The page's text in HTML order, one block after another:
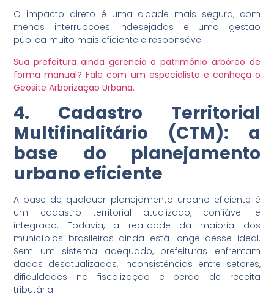
O impacto direto é uma cidade mais segura, com
menos interrupções indesejadas e uma gestão
pública muito mais eficiente e responsável.
Sua prefeitura ainda gerencia o patrimônio arbóreo de
forma manual? Fale com um especialista e conheça o
Geosite Arborização Urbana.
4. Cadastro Territorial
Multifinalitário (CTM): a
base do planejamento
urbano eficiente
A base de qualquer planejamento urbano eficiente é
um cadastro territorial atualizado, confiável e
integrado. Todavia, a realidade da maioria dos
municípios brasileiros ainda está longe desse ideal.
Sem um sistema adequado, prefeituras enfrentam
dados desatualizados, inconsistências entre setores,
dificuldades na fiscalização e perda de receita
tributária.